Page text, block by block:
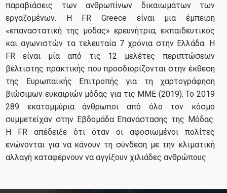
παραβιάσεις των ανθρωπίνων δικαιωμάτων των
εργαζομένων. Η FR Greece είναι μια έμπειρη
«επαναστατική της μόδας» ερευνήτρια, εκπαιδευτικός
και αγωνιστών τα τελευταία 7 χρόνια στην Ελλάδα. Η
FR είναι μία από τις 12 μελέτες περιπτώσεων
βέλτιστης πρακτικής που προσδιορίζονται στην έκθεση
της Ευρωπαϊκής Επιτροπής για τη χαρτογράφηση
βιώσιμων ευκαιριών μόδας για τις ΜΜΕ (2019). Το 2019
289 εκατομμύρια άνθρωποι από όλο τον κόσμο
συμμετείχαν στην Εβδομάδα Επανάστασης της Μόδας.
Η FR απέδειξε ότι όταν οι αφοσιωμένοι πολίτες
ενώνονται για να κάνουν τη σύνδεση με την κλιματική
αλλαγή καταφέρνουν να αγγίξουν χιλιάδες ανθρώπους.